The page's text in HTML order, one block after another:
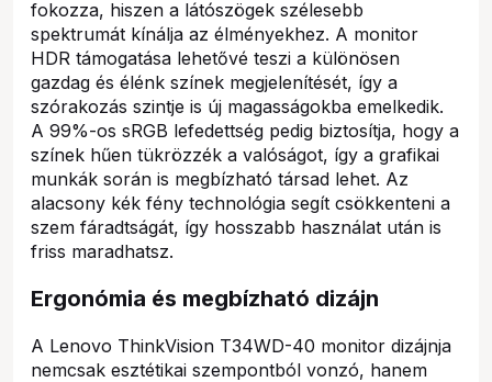
fokozza, hiszen a látószögek szélesebb
spektrumát kínálja az élményekhez. A monitor
HDR támogatása lehetővé teszi a különösen
gazdag és élénk színek megjelenítését, így a
szórakozás szintje is új magasságokba emelkedik.
A 99%-os sRGB lefedettség pedig biztosítja, hogy a
színek hűen tükrözzék a valóságot, így a grafikai
munkák során is megbízható társad lehet. Az
alacsony kék fény technológia segít csökkenteni a
szem fáradtságát, így hosszabb használat után is
friss maradhatsz.
Ergonómia és megbízható dizájn
A Lenovo ThinkVision T34WD-40 monitor dizájnja
nemcsak esztétikai szempontból vonzó, hanem